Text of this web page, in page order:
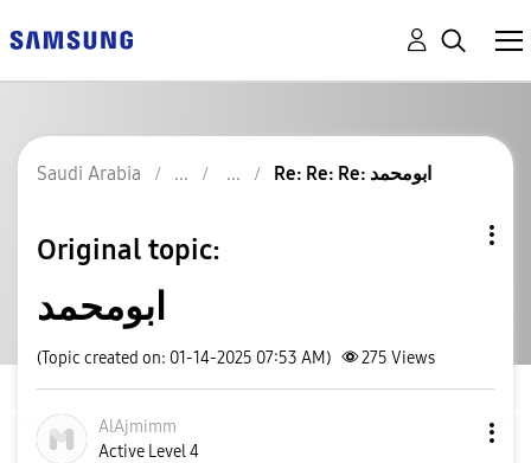
Saudi Arabia Re: Re: Re: ابومحمد
Original topic:
ابومحمد
(Topic created on: 01-14-2025 07:53 AM) 275 Views
AlAjmimm
Active Level 4